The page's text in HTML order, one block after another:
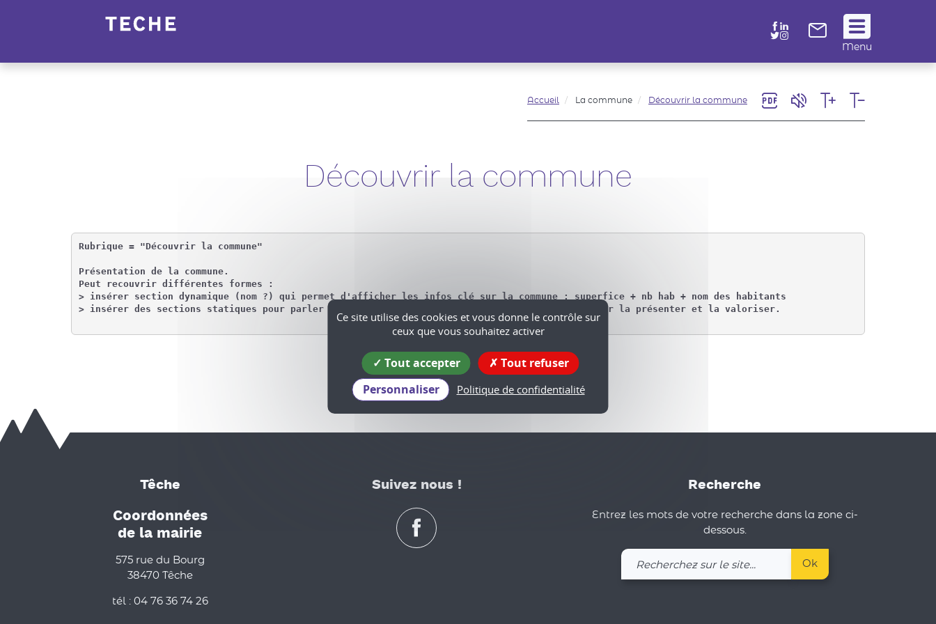
!
Menu
Accueil La commune Découvrir la commune
Découvrir la commune
Rubrique = "Découvrir la commune"
Présentation de la commune.
Peut recouvrir différentes formes :
> insérer section dynamique (nom ?) qui permet d'afficher les infos clé sur la commune : superfice + nb hab + nom des habitants
> insérer des sections statiques pour parler de l'histoire de la commune et autres contenus pour la présenter et la valoriser.
Têche
Coordonnées
de la mairie
575 rue du Bourg
38470 Têche
tél : 04 76 36 74 26
Suivez nous ! Recherche
Entrez les mots de votre recherche dans la zone ci-
dessous.
Recherchez
sur
Ok
Ce site utilise des cookies et vous donne le contrôle sur
ceux que vous souhaitez activer
Tout accepter
Tout refuser
Personnaliser
Politique de confidentialité